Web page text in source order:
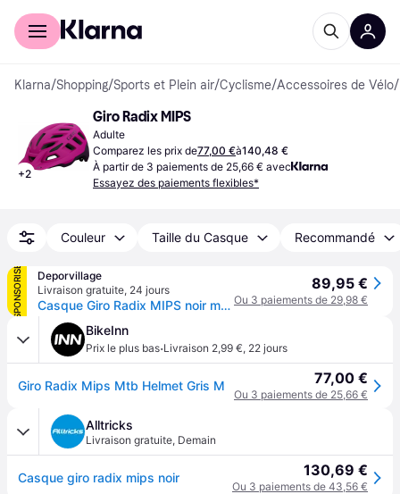
Acheter avec Klarna
Klarna/Shopping/Sports et Plein air/Cyclisme/Accessoires de Vélo/
+2
Giro Radix MIPS
Adulte
Comparez les prix de77,00 €à140,48 €
À partir de 3 paiements de 25,66 € avec
Essayez des paiements flexibles*
Couleur Taille du Casque Recommandé
SPONSORISÉ
Deporvillage
Livraison gratuite, 24 jours
Casque Giro Radix MIPS noir mat - S - Black
89,95 €
Ou 3 paiements de 29,98 €
BikeInn
Prix le plus bas·Livraison 2,99 €, 22 jours
Giro Radix Mips Mtb Helmet Gris M 77,00 €
Ou 3 paiements de 25,66 €
Alltricks
Livraison gratuite, Demain
Casque giro radix mips noir 130,69 €
Ou 3 paiements de 43,56 €